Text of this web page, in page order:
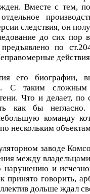
Вместе с тем,
следствия, он
до сих
по
его биографии,
С таким
Что и делает, по
как бы
команду
нескольким
заводе
между
нарушению и
принято говорить,
дольше ждал